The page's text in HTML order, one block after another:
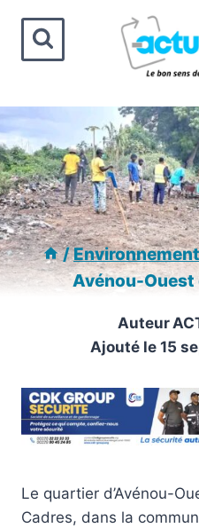
contenu
/Environnement
Avénou-Ouest
Auteur
Ajouté le 15
Le quartier d’Avénou-
Cadres, dans la